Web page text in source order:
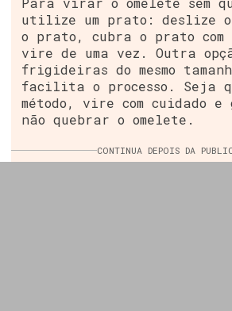
utilize um prato: deslize o
o prato, cubra o prato
vire de uma vez. Outra
frigideiras do mesmo
facilita o processo. Seja
método, vire com cuidado
não quebrar o omelete.
CONTINUA DEPOIS DA